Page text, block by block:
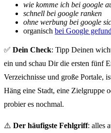
wie komme ich bei google
schnell bei google ranken
ohne werbung bei google
organisch bei Google
✅ Dein Check: Tipp Deinen
ein und schau Dir die ersten fünf
Verzeichnisse und große Portale,
Häng eine Stadt, eine Zielgruppe
probier es nochmal.
⚠️ Der häufigste Fehlgriff: alles